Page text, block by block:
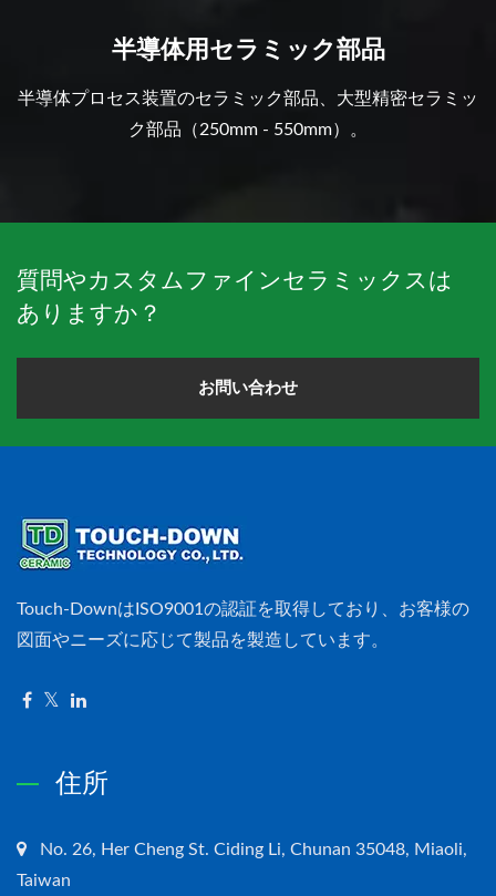
半導体用セラミック部品
半導体プロセス装置のセラミック部品、大型精密セラミッ
ク部品（250mm - 550mm）。
質問やカスタムファインセラミックスは
ありますか？
お問い合わせ
Touch-DownはISO9001の認証を取得しており、お客様の
図面やニーズに応じて製品を製造しています。
住所
No. 26, Her Cheng St. Ciding Li, Chunan 35048, Miaoli,
Taiwan